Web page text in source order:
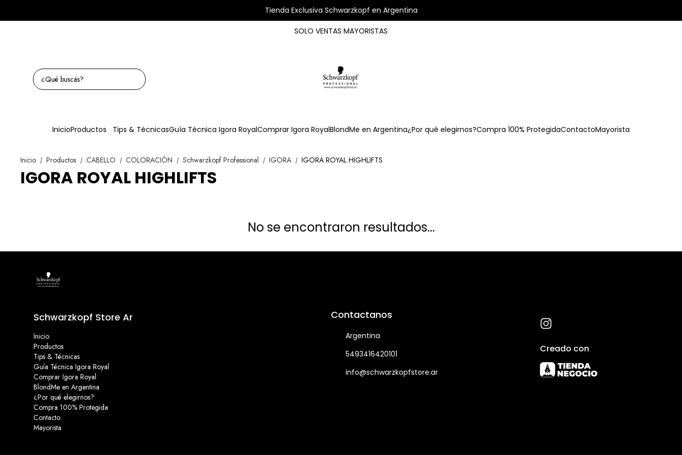
Tienda Exclusiva Schwarzkopf en Argentina
SOLO VENTAS MAYORISTAS
InicioProductos Tips & TécnicasGuía Técnica Igora RoyalComprar Igora RoyalBlondMe en Argentina¿Por qué elegirnos?Compra 100% ProtegidaContactoMayorista
Inicio / Productos / CABELLO / COLORACIÓN / Schwarzkopf Professional / IGORA / IGORA ROYAL HIGHLIFTS
IGORA ROYAL HIGHLIFTS
No se encontraron resultados...
Schwarzkopf Store Ar
Inicio
Productos
Tips & Técnicas
Guía Técnica Igora Royal
Comprar Igora Royal
BlondMe en Argentina
¿Por qué elegirnos?
Compra 100% Protegida
Contacto
Mayorista
Contactanos
Argentina
5493416420101
info@schwarzkopfstore.ar
Creado con